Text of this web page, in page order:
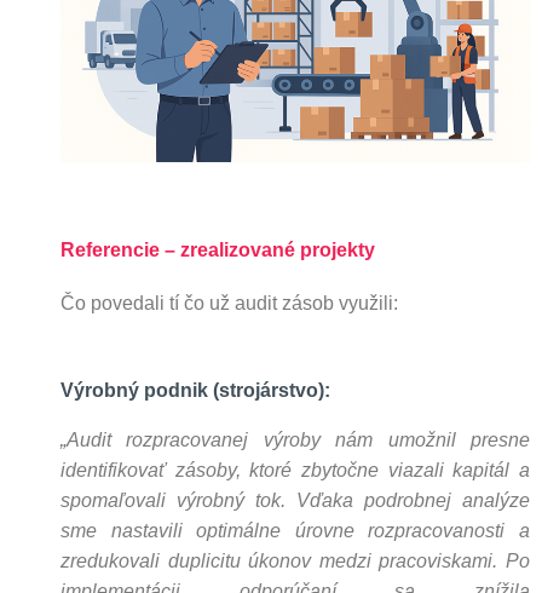
Referencie – zrealizované projekty
Čo povedali tí čo už audit zásob využili:
Výrobný podnik (strojárstvo):
„Audit rozpracovanej výroby nám umožnil presne
identifikovať zásoby, ktoré zbytočne viazali kapitál a
spomaľovali výrobný tok. Vďaka podrobnej analýze
sme nastavili optimálne úrovne rozpracovanosti a
zredukovali duplicitu úkonov medzi pracoviskami. Po